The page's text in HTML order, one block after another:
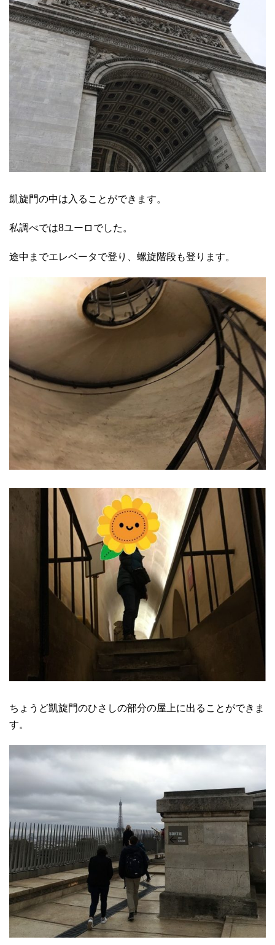
凱旋門の中は入ることができます。
私調べでは8ユーロでした。
途中までエレベータで登り、螺旋階段も登ります。
ちょうど凱旋門のひさしの部分の屋上に出ることができま
す。